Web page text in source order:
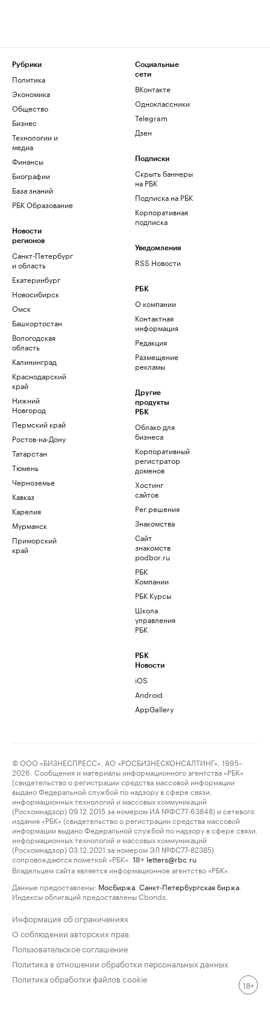
Рубрики
Политика
Экономика
Общество
Бизнес
Технологии и
медиа
Финансы
Биографии
База знаний
РБК Образование
Новости
регионов
Санкт-Петербург
и область
Екатеринбург
Новосибирск
Омск
Башкортостан
Вологодская
область
Калининград
Краснодарский
край
Нижний
Новгород
Пермский край
Ростов-на-Дону
Татарстан
Тюмень
Черноземье
Кавказ
Карелия
Мурманск
Приморский
край
Социальные
сети
ВКонтакте
Одноклассники
Telegram
Дзен
Подписки
Скрыть баннеры
на РБК
Подписка на РБК
Корпоративная
подписка
Уведомления
RSS Новости
РБК
О компании
Контактная
информация
Редакция
Размещение
рекламы
Другие
продукты
РБК
Облако для
бизнеса
Корпоративный
регистратор
доменов
Хостинг
сайтов
Рег.решения
Знакомства
Сайт
знакомств
podbor.ru
РБК
Компании
РБК Курсы
Школа
управления
РБК
РБК
Новости
iOS
Android
AppGallery
© ООО «БИЗНЕСПРЕСС», АО «РОСБИЗНЕСКОНСАЛТИНГ», 1995–
2026. Сообщения и материалы информационного агентства «РБК»
(свидетельство о регистрации средства массовой информации
выдано Федеральной службой по надзору в сфере связи,
информационных технологий и массовых коммуникаций
(Роскомнадзор) 09.12.2015 за номером ИА №ФС77-63848) и сетевого
издания «РБК» (свидетельство о регистрации средства массовой
информации выдано Федеральной службой по надзору в сфере связи,
информационных технологий и массовых коммуникаций
(Роскомнадзор) 03.12.2021 за номером ЭЛ №ФС77-82385)
сопровождаются пометкой «РБК».
18+ letters@rbc.ru
Владельцем сайта является информационное агентство «РБК».
Данные предоставлены: Мосбиржа Санкт-Петербургская биржа
Индексы облигаций предоставлены Cbonds.
Информация об ограничениях
О соблюдении авторских прав
Пользовательское соглашение
Политика в отношении обработки персональных данных
Политика обработки файлов cookie
18+